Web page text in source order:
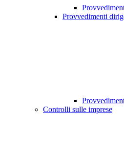
Provvedimenti
Controlli sulle imprese